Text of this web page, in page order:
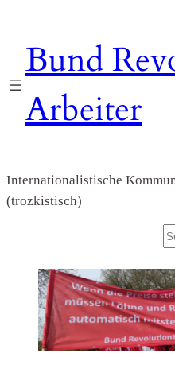
springen
Bund
Arbeiter
Internationalistische
(trozkistisch)
S
c
h
e
n